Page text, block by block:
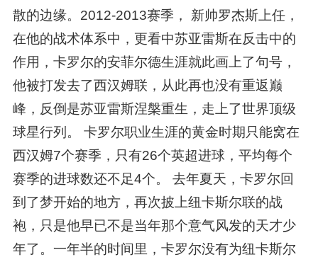
散的边缘。2012-2013赛季， 新帅罗杰斯上任，
在他的战术体系中，更看中苏亚雷斯在反击中的
作用，卡罗尔的安菲尔德生涯就此画上了句号，
他被打发去了西汉姆联，从此再也没有重返巅
峰，反倒是苏亚雷斯涅槃重生，走上了世界顶级
球星行列。 卡罗尔职业生涯的黄金时期只能窝在
西汉姆7个赛季，只有26个英超进球，平均每个
赛季的进球数还不足4个。 去年夏天，卡罗尔回
到了梦开始的地方，再次披上纽卡斯尔联的战
袍，只是他早已不是当年那个意气风发的天才少
年了。一年半的时间里，卡罗尔没有为纽卡斯尔